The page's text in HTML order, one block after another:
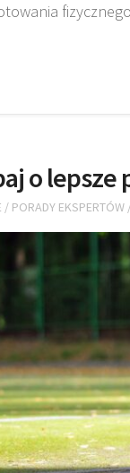
o lepsze
/ PORADY EKSPERTÓW